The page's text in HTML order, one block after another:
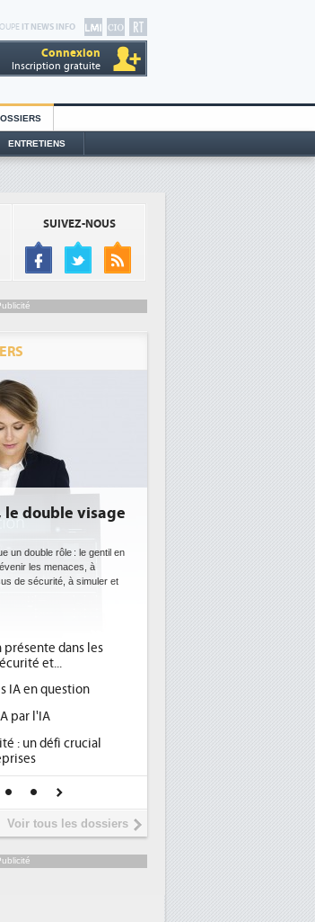
IT NEWS INFO
Connexion
Inscription gratuite
ENTRETIENS
SUIVEZ-NOUS
DEE: l'efficacité énergétique
bientôt une obligation pour les
datacenters
Des datacenters plus durables et plus efficaces, c'est
ce que recherchent les pouvoirs publics européens
1
Qu'est-ce que la DEE (directive
d'efficacité énergétique) ?
2
DEE, une pression administrative
place pour répondre à...
Phocea DC dans les cordes pour la
DEE
Interview de Fabrice Coquio,
président de Digital Realty...
6
Trimestriels IBM : L'activité logicielle
soutient les...
Voir tous les dossiers